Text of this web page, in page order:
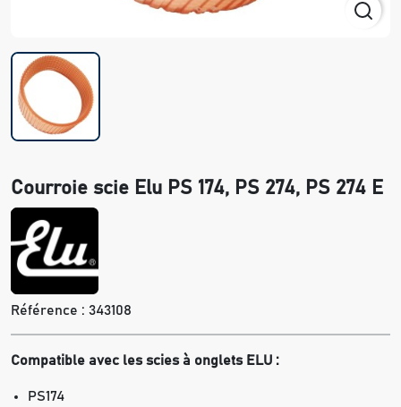
Courroie scie Elu PS 174, PS 274, PS 274 E
Référence : 343108
Compatible avec les scies à onglets ELU :
PS174